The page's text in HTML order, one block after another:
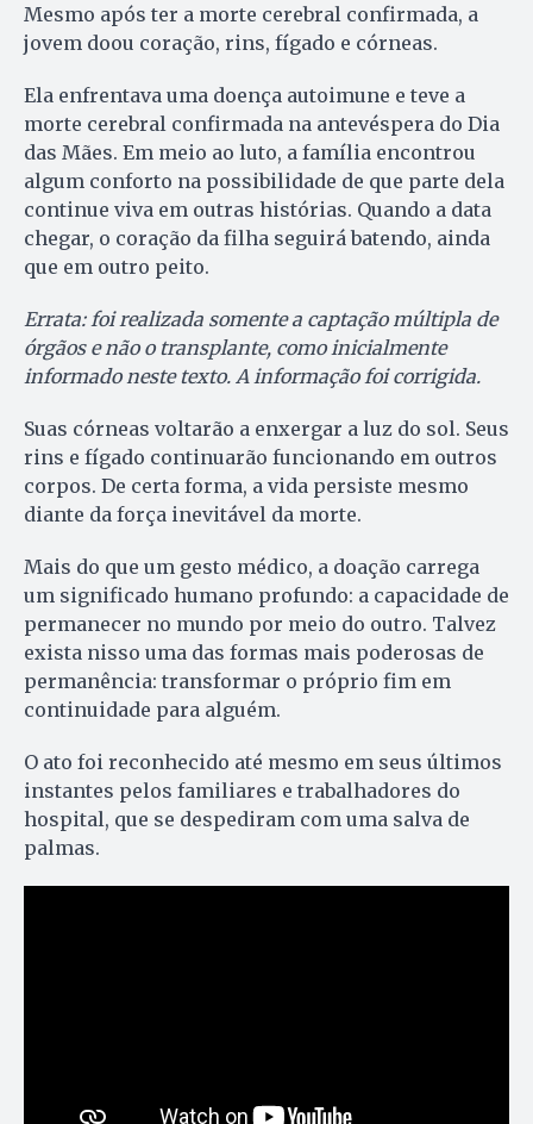
Mesmo após ter a morte cerebral confirmada, a
jovem doou coração, rins, fígado e córneas.
Ela enfrentava uma doença autoimune e teve a
morte cerebral confirmada na antevéspera do Dia
das Mães. Em meio ao luto, a família encontrou
algum conforto na possibilidade de que parte dela
continue viva em outras histórias. Quando a data
chegar, o coração da filha seguirá batendo, ainda
que em outro peito.
Errata: foi realizada somente a captação múltipla de
órgãos e não o transplante, como inicialmente
informado neste texto. A informação foi corrigida.
Suas córneas voltarão a enxergar a luz do sol. Seus
rins e fígado continuarão funcionando em outros
corpos. De certa forma, a vida persiste mesmo
diante da força inevitável da morte.
Mais do que um gesto médico, a doação carrega
um significado humano profundo: a capacidade de
permanecer no mundo por meio do outro. Talvez
exista nisso uma das formas mais poderosas de
permanência: transformar o próprio fim em
continuidade para alguém.
O ato foi reconhecido até mesmo em seus últimos
instantes pelos familiares e trabalhadores do
hospital, que se despediram com uma salva de
palmas.